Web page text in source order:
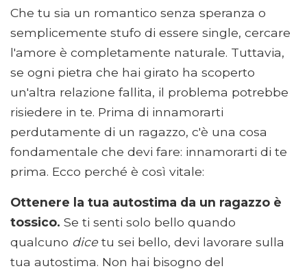
Che tu sia un romantico senza speranza o
semplicemente stufo di essere single, cercare
l'amore è completamente naturale. Tuttavia,
se ogni pietra che hai girato ha scoperto
un'altra relazione fallita, il problema potrebbe
risiedere in te. Prima di innamorarti
perdutamente di un ragazzo, c'è una cosa
fondamentale che devi fare: innamorarti di te
prima. Ecco perché è così vitale:
Ottenere la tua autostima da un ragazzo è
tossico. Se ti senti solo bello quando
qualcuno dice tu sei bello, devi lavorare sulla
tua autostima. Non hai bisogno del